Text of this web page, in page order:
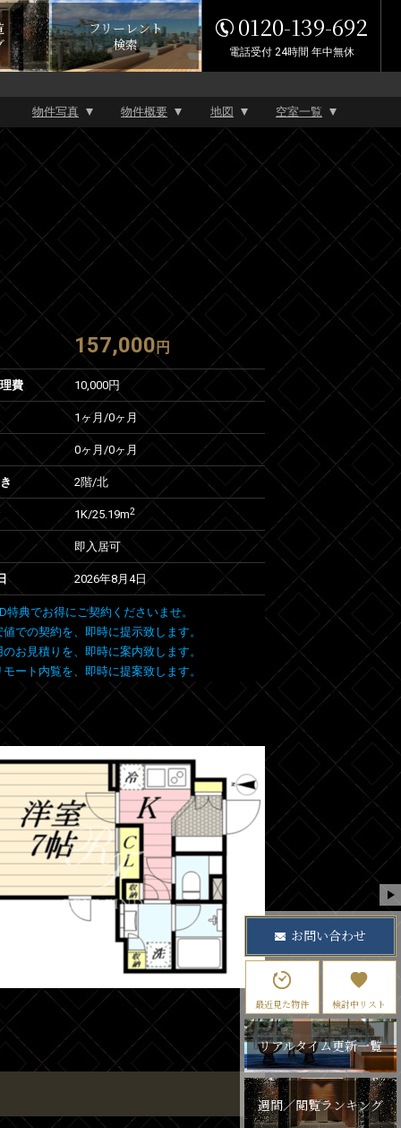
フリーレント
検索
0120-139-692
電話受付 24時間 年中無休
物件写真 物件概要 地図 空室一覧
157,000 円
費 10,000円
1ヶ月 /0ヶ月
0ヶ月/0ヶ月
2階/北
1K/25.19m2
即入居可
2026年8月4日
特典でお得にご契約くださいませ。
での契約を、即時に提示致します。
お見積りを、即時に案内致します。
ート内覧を、即時に提案致します。
お問い合わせ
最近見た物件 検討中リスト
リアルタイム更新一覧
週間／閲覧ランキング